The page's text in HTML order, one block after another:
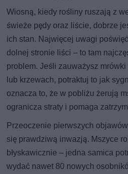
Wiosną, kiedy rośliny ruszają z
świeże pędy oraz liście, dobrze
ich stan. Najwięcej uwagi
dolnej stronie liści – to tam
problem. Jeśli zauważysz
lub krzewach, potraktuj to jak
oznacza to, że w pobliżu żerują
ogranicza straty i pomaga
Przeoczenie pierwszych
się prawdziwą inwazją. Mszyce
błyskawicznie – jedna samica
wydać nawet 80 nowych